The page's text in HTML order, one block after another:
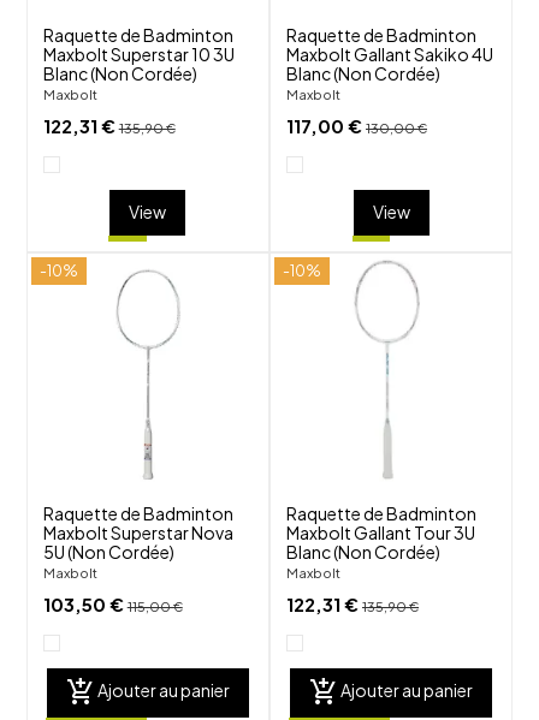
Raquette de Badminton
Maxbolt Superstar 10 3U
Blanc (Non Cordée)
Maxbolt
122,31 €135,90 €
View
Raquette de Badminton
Maxbolt Gallant Sakiko 4U
Blanc (Non Cordée)
Maxbolt
117,00 € 130,00 €
View
-10%
Raquette de Badminton
Maxbolt Superstar Nova
5U (Non Cordée)
Maxbolt
103,50 €115,00 €
add_shopping_cart Ajouter au panier
-10%
Raquette de Badminton
Maxbolt Gallant Tour 3U
Blanc (Non Cordée)
Maxbolt
122,31 € 135,90 €
add_shopping_cart Ajouter au panier